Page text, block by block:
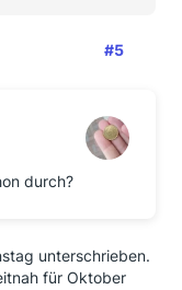
#5
durch?
unterschrieben.
für Oktober